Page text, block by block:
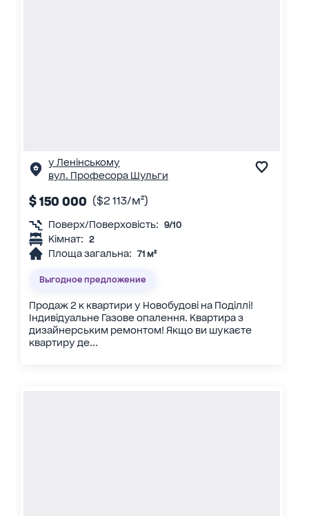
у Ленінському
вул. Професора Шульги
$ 150 000 ($2 113/м²)
Поверх/Поверховість: 9/10
Кімнат: 2
Площа загальна: 71 м²
Выгодное предложение
Продаж 2 к квартири у Новобудові на Поділлі!
Індивідуальне Газове опалення. Квартира з
дизайнерським ремонтом! Якщо ви шукаєте
квартиру де...